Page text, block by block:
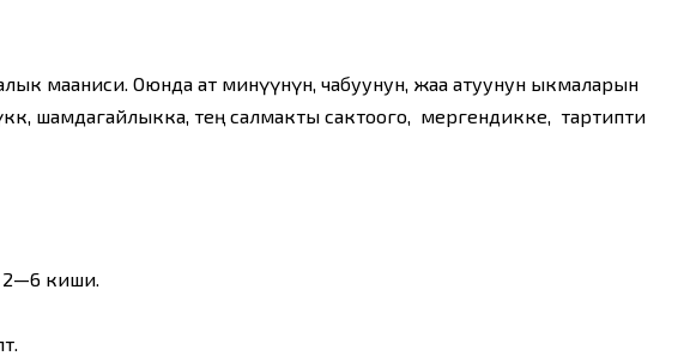
мааниси. Оюнда ат минүүнүн, чабуунун, жаа атуунун ыкмаларын
шамдагайлыкка, тең салмакты сактоого, мергендикке, тартипти
киши.